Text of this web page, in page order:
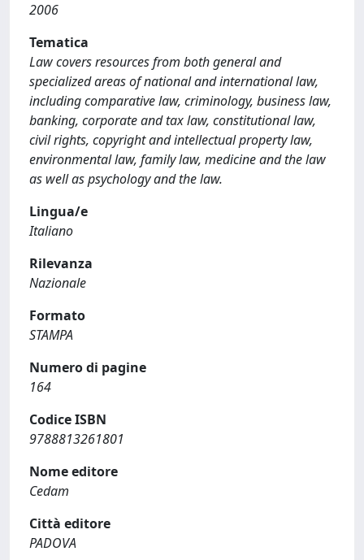
2006
Tematica
Law covers resources from both general and
specialized areas of national and international law,
including comparative law, criminology, business law,
banking, corporate and tax law, constitutional law,
civil rights, copyright and intellectual property law,
environmental law, family law, medicine and the law
as well as psychology and the law.
Lingua/e
Italiano
Rilevanza
Nazionale
Formato
STAMPA
Numero di pagine
164
Codice ISBN
9788813261801
Nome editore
Cedam
Città editore
PADOVA